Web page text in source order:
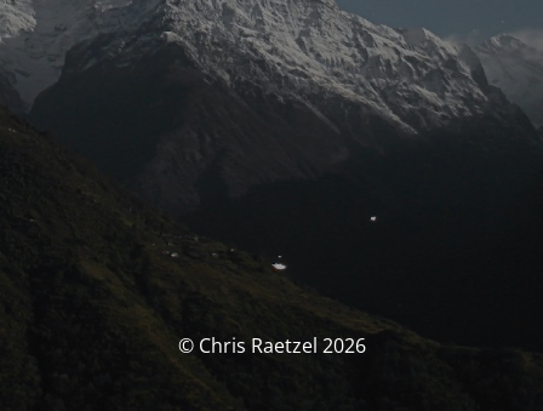
© Chris Raetzel 2026